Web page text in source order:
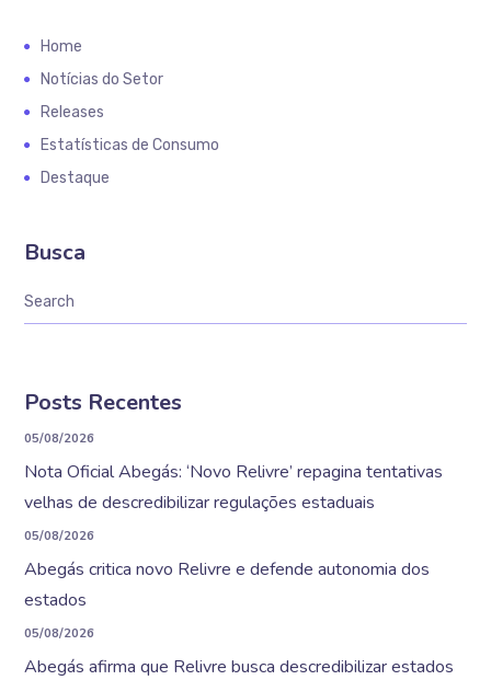
Home
Notícias do Setor
Releases
Estatísticas de Consumo
Destaque
Busca
Posts Recentes
05/08/2026
Nota Oficial Abegás: ‘Novo Relivre’ repagina tentativas
velhas de descredibilizar regulações estaduais
05/08/2026
Abegás critica novo Relivre e defende autonomia dos
estados
05/08/2026
Abegás afirma que Relivre busca descredibilizar estados